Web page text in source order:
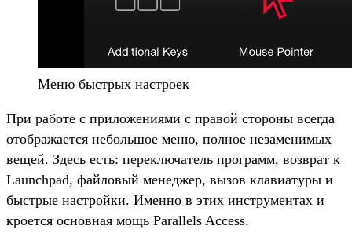
Меню быстрых настроек
При работе с приложениями с правой стороны всегда
отображается небольшое меню, полное незаменимых
вещей. Здесь есть: переключатель программ, возврат к
Launchpad, файловый менеджер, вызов клавиатуры и
быстрые настройки. Именно в этих инструментах и
кроется основная мощь Parallels Access.